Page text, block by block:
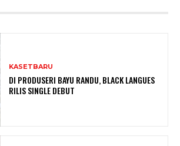
KASETBARU
DI PRODUSERI BAYU RANDU, BLACK LANGUES
RILIS SINGLE DEBUT